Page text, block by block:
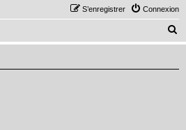
Connexion
S’enregistrer
e